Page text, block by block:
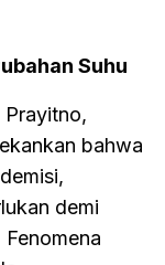
Suhu
bahwa
demi